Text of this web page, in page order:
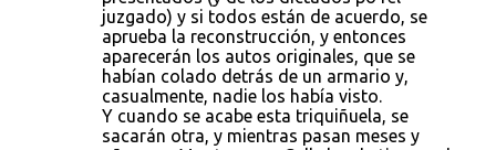
juzgado) y si todos están de acuerdo, se
aprueba la reconstrucción, y entonces
aparecerán los autos originales, que se
habían colado detrás de un armario y,
casualmente, nadie los había visto.
Y cuando se acabe esta triquiñuela, se
sacarán otra, y mientras pasan meses y